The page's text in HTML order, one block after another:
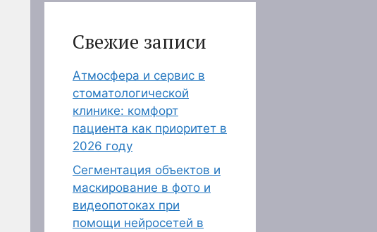
Свежие записи
Атмосфера и сервис в
стоматологической
клинике: комфорт
пациента как приоритет в
2026 году
Сегментация объектов и
маскирование в фото и
видеопотоках при
помощи нейросетей в